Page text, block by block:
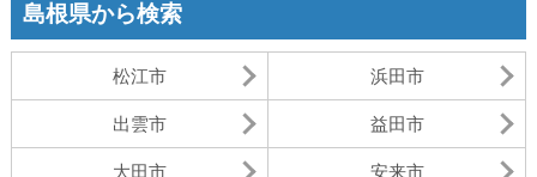
島根県から検索
松江市 浜田市
出雲市 益田市
大田市 安来市